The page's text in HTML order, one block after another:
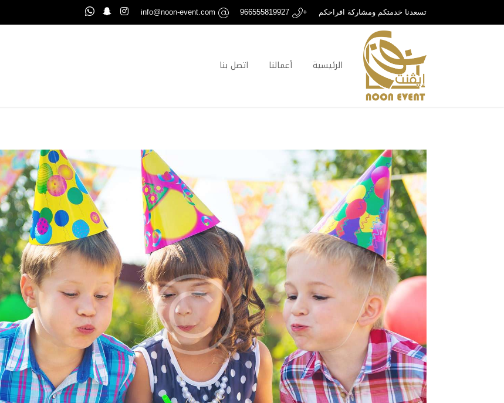
تسعدنا خدمتكم ومشاركة افراحكم +966555819927
info@noon-event.com
الرئيسية أعمالنا اتصل بنا